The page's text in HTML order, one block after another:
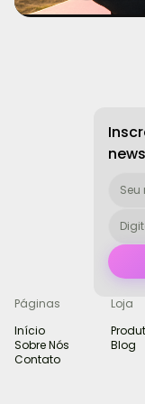
Páginas
Início
Sobre Nós
Contato
Loja
Blog